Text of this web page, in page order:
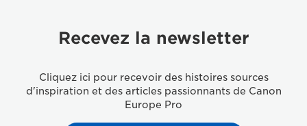
Recevez la newsletter
Cliquez ici pour recevoir des histoires sources
d'inspiration et des articles passionnants de Canon
Europe Pro